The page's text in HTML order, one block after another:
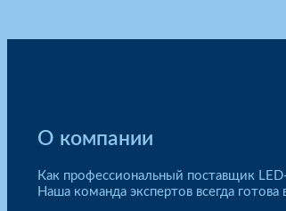
О компании
Как профессиональный поставщик
Наша команда экспертов всегда